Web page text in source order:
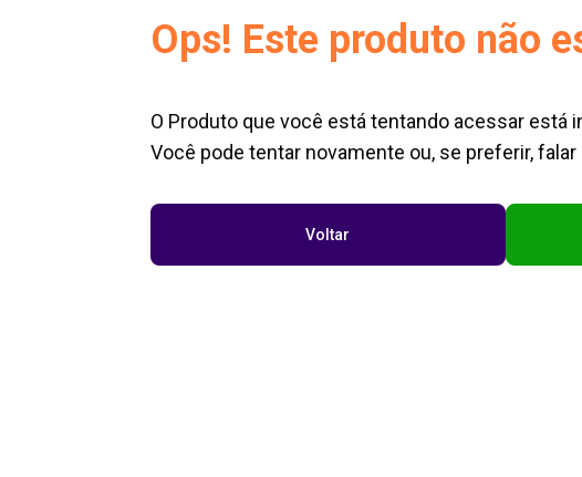
Ops! Este produto não
O Produto que você está tentando acessar está
Você pode tentar novamente ou, se preferir,
Voltar